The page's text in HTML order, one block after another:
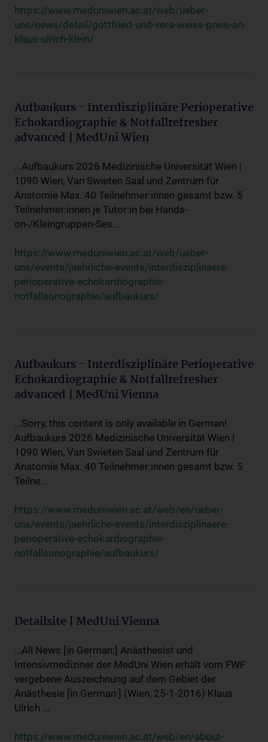
https://www.meduniwien.ac.at/web/ueber-
uns/news/detail/gottfried-und-vera-weiss-preis-an-
klaus-ulrich-klein/
Aufbaukurs - Interdisziplinäre Perioperative
Echokardiographie & Notfallrefresher
advanced | MedUni Wien
...Aufbaukurs 2026 Medizinische Universität Wien |
1090 Wien, Van Swieten Saal und Zentrum für
Anatomie Max. 40 Teilnehmer:innen gesamt bzw. 5
Teilnehmer:innen je Tutor:in bei Hands-
on-/Kleingruppen-Ses...
https://www.meduniwien.ac.at/web/ueber-
uns/events/jaehrliche-events/interdisziplinaere-
perioperative-echokardiographie-
notfallsonographie/aufbaukurs/
Aufbaukurs - Interdisziplinäre Perioperative
Echokardiographie & Notfallrefresher
advanced | MedUni Vienna
...Sorry, this content is only available in German!
Aufbaukurs 2026 Medizinische Universität Wien |
1090 Wien, Van Swieten Saal und Zentrum für
Anatomie Max. 40 Teilnehmer:innen gesamt bzw. 5
Teilne...
https://www.meduniwien.ac.at/web/en/ueber-
uns/events/jaehrliche-events/interdisziplinaere-
perioperative-echokardiographie-
notfallsonographie/aufbaukurs/
Detailsite | MedUni Vienna
...All News [in German:] Anästhesist und
Intensivmediziner der MedUni Wien erhält vom FWF
vergebene Auszeichnung auf dem Gebiet der
Anästhesie [in German:] (Wien, 25-1-2016) Klaus
Ulrich ...
https://www.meduniwien.ac.at/web/en/about-